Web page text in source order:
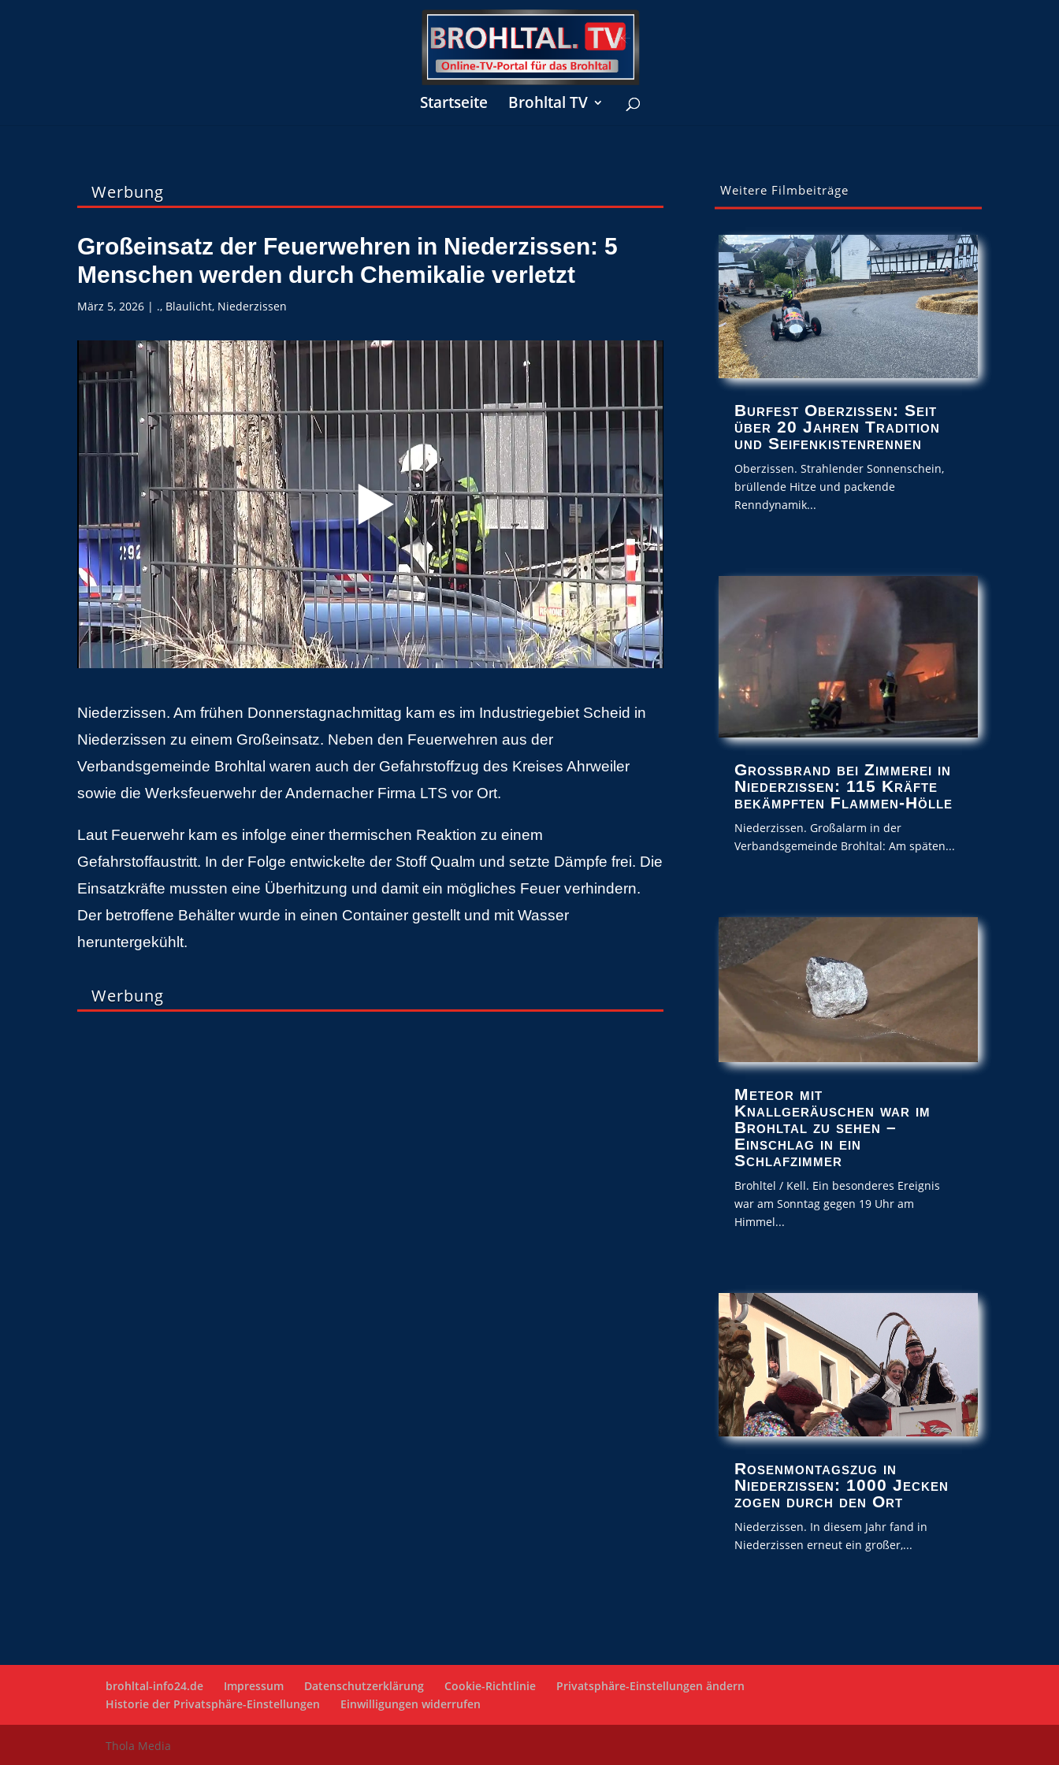
Startseite Brohltal TV
Werbung
Großeinsatz der Feuerwehren in Niederzissen: 5
Menschen werden durch Chemikalie verletzt
März 5, 2026 | ., Blaulicht, Niederzissen
Niederzissen. Am frühen Donnerstagnachmittag kam es im Industriegebiet Scheid in
Niederzissen zu einem Großeinsatz. Neben den Feuerwehren aus der
Verbandsgemeinde Brohltal waren auch der Gefahrstoffzug des Kreises Ahrweiler
sowie die Werksfeuerwehr der Andernacher Firma LTS vor Ort.
Laut Feuerwehr kam es infolge einer thermischen Reaktion zu einem
Gefahrstoffaustritt. In der Folge entwickelte der Stoff Qualm und setzte Dämpfe frei. Die
Einsatzkräfte mussten eine Überhitzung und damit ein mögliches Feuer verhindern.
Der betroffene Behälter wurde in einen Container gestellt und mit Wasser
heruntergekühlt.
Werbung
Weitere Filmbeiträge
Burfest Oberzissen: Seit
über 20 Jahren Tradition
und Seifenkistenrennen
Oberzissen. Strahlender Sonnenschein,
brüllende Hitze und packende
Renndynamik...
Großbrand bei Zimmerei in
Niederzissen: 115 Kräfte
bekämpften Flammen-Hölle
Niederzissen. Großalarm in der
Verbandsgemeinde Brohltal: Am späten...
Meteor mit
Knallgeräuschen war im
Brohltal zu sehen –
Einschlag in ein
Schlafzimmer
Brohltel / Kell. Ein besonderes Ereignis
war am Sonntag gegen 19 Uhr am
Himmel...
Rosenmontagszug in
Niederzissen: 1000 Jecken
zogen durch den Ort
Niederzissen. In diesem Jahr fand in
Niederzissen erneut ein großer,...
brohltal-info24.de Impressum Datenschutzerklärung Cookie-Richtlinie
Privatsphäre-Einstellungen ändern
Historie der Privatsphäre-Einstellungen
Einwilligungen widerrufen
Thola Media